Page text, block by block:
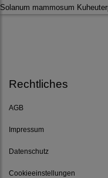
Solanum mammosum
Rechtliches
AGB
Impressum
Datenschutz
Cookieeinstellungen